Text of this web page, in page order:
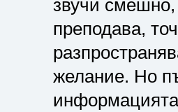
звучи смешно,
преподава,
желание. Но